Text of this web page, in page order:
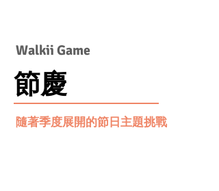
Walkii Game
節慶
隨著季度展開的節日主題挑戰